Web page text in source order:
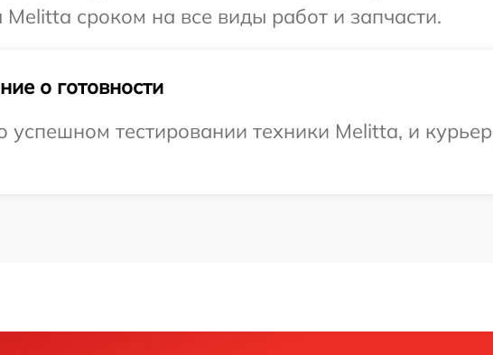
Melitta сроком на все виды работ и запчасти.
о готовности
тестировании техники Melitta, и курьер